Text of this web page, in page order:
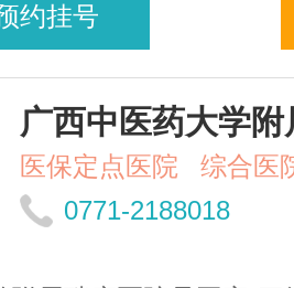
约挂号
广西中医药大学
医保定点医院
综合医
0771-2188018